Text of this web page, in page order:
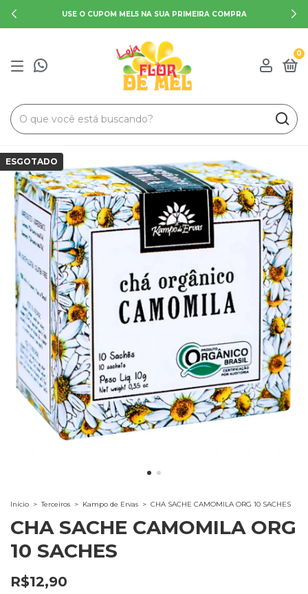
USE O CUPOM MEL5 NA SUA PRIMEIRA COMPRA
0
ESGOTADO
Início > Terceiros > Kampo de Ervas > CHA SACHE CAMOMILA ORG 10 SACHES
CHA SACHE CAMOMILA ORG
10 SACHES
R$12,90